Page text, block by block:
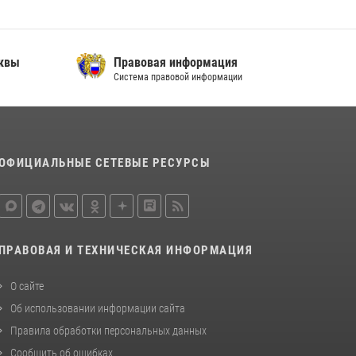
(виео)
15 июля 2026, 14:00 8 1
Центр профессиональной подготовки
32-летие (видео)
Правовая информация
Система правовой информации
СЕТЕВЫЕ РЕСУРСЫ
ПРАВОВАЯ И ТЕХНИЧЕСКАЯ ИНФОРМАЦИЯ
О сайте
Об использовании информации сайта
Правила обработки персональных данных
Сообщить об ошибках